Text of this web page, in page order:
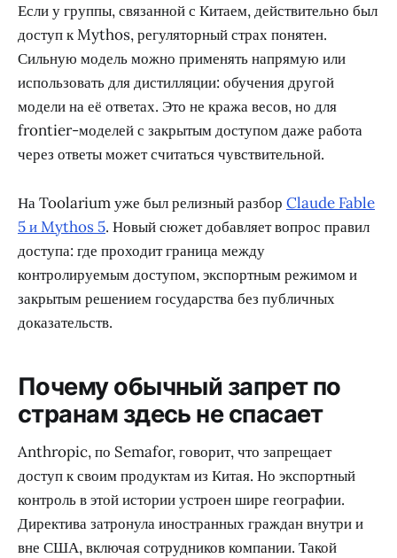
Если у группы, связанной с Китаем, действительно был
доступ к Mythos, регуляторный страх понятен.
Сильную модель можно применять напрямую или
использовать для дистилляции: обучения другой
модели на её ответах. Это не кража весов, но для
frontier-моделей с закрытым доступом даже работа
через ответы может считаться чувствительной.
На Toolarium уже был релизный разбор Claude Fable
5 и Mythos 5. Новый сюжет добавляет вопрос правил
доступа: где проходит граница между
контролируемым доступом, экспортным режимом и
закрытым решением государства без публичных
доказательств.
Почему обычный запрет по
странам здесь не спасает
Anthropic, по Semafor, говорит, что запрещает
доступ к своим продуктам из Китая. Но экспортный
контроль в этой истории устроен шире географии.
Директива затронула иностранных граждан внутри и
вне США, включая сотрудников компании. Такой